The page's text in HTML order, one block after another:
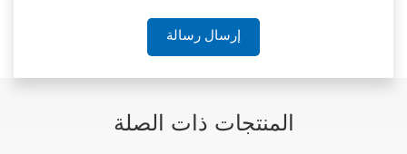
إرسال رسالة
المنتجات ذات الصلة